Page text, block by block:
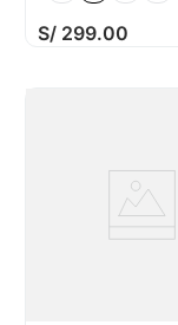
S/ 299.00